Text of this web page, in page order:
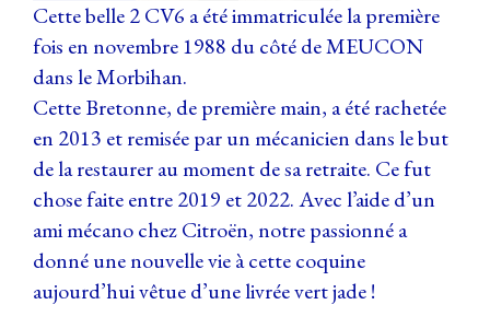
Cette belle 2 CV6 a été immatriculée la première
fois en novembre 1988 du côté de MEUCON
dans le Morbihan.
Cette Bretonne, de première main, a été rachetée
en 2013 et remisée par un mécanicien dans le but
de la restaurer au moment de sa retraite. Ce fut
chose faite entre 2019 et 2022. Avec l’aide d’un
ami mécano chez Citroën, notre passionné a
donné une nouvelle vie à cette coquine
aujourd’hui vêtue d’une livrée vert jade !